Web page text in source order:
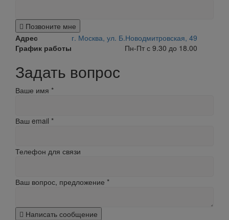
Позвоните мне
Адрес
г. Москва, ул. Б.Новодмитровская, 49
График работы
Пн-Пт с 9.30 до 18.00
Задать вопрос
Ваше имя *
Ваш email *
Телефон для связи
Ваш вопрос, предложение *
Написать сообщение